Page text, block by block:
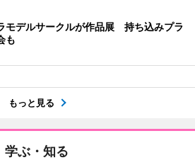
モデルサークルが作品展 持ち込みプラ
も
もっと見る
学ぶ・知る